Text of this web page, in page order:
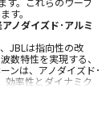
す。
ノダイズド･アルミ
JBLは指向性の改
数特性を実現する、
ンは、アノダイズド･
効率性とダイナミク